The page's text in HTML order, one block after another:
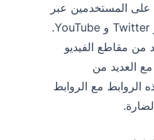
على المستخدمين عبر
من مقاطع الفيديو
والقنوات على Youtube مع العديد من
الروابط مع الروابط